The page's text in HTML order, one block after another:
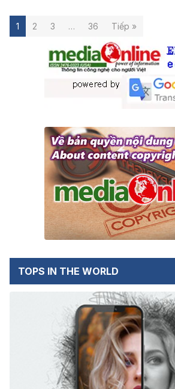
1 2 3 … 36 Tiếp »
TOPS IN THE WORLD